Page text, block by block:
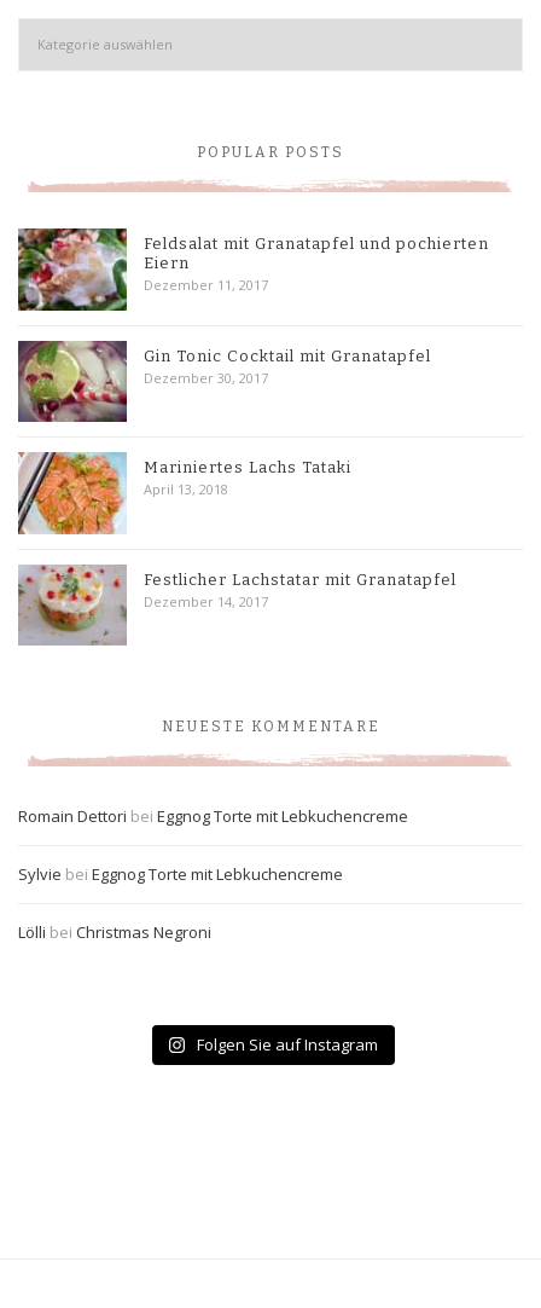
Kategorien
POPULAR POSTS
Feldsalat mit Granatapfel und pochierten
Eiern
Dezember 11, 2017
Gin Tonic Cocktail mit Granatapfel
Dezember 30, 2017
Mariniertes Lachs Tataki
April 13, 2018
Festlicher Lachstatar mit Granatapfel
Dezember 14, 2017
NEUESTE KOMMENTARE
Romain Dettori bei Eggnog Torte mit Lebkuchencreme
Sylvie bei Eggnog Torte mit Lebkuchencreme
Lölli bei Christmas Negroni
Folgen Sie auf Instagram